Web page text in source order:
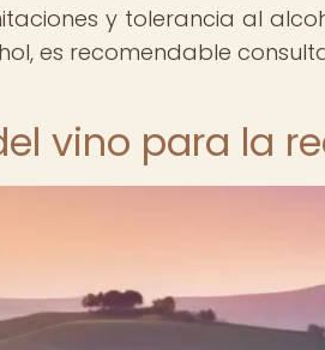
y tolerancia al
es recomendable
vino para la